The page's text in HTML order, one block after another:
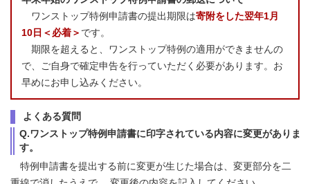
ワンストップ特例申請書の提出期限は寄附をした翌年1月
10日＜必着＞ です。
期限を超えると、ワンストップ特例の適用ができませんの
で、ご自身で確定申告を行っていただく必要があります。お
早めにお申し込みください。
よくある質問
Q.ワンストップ特例申請書に印字されている内容に変更がありま
す。
特例申請書を提出する前に変更が生じた場合は、変更部分を二